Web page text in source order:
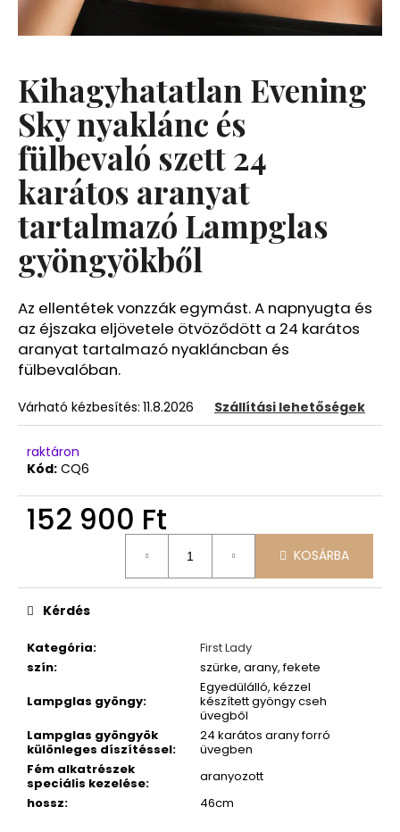
Kihagyhatatlan Evening
Sky nyaklánc és
fülbevaló szett 24
karátos aranyat
tartalmazó Lampglas
gyöngyökből
Az ellentétek vonzzák egymást. A napnyugta és
az éjszaka eljövetele ötvöződött a 24 karátos
aranyat tartalmazó nyakláncban és
fülbevalóban.
Várható kézbesítés: 11.8.2026 Szállítási lehetőségek
raktáron
Kód: CQ6
152 900 Ft
KOSÁRBA
Kategória:
First Lady
szín:
szürke, arany, fekete
Lampglas gyöngy:
Egyedülálló, kézzel
készített gyöngy cseh
üvegből
Lampglas gyöngyök
különleges díszítéssel:
24 karátos arany forró
üvegben
Fém alkatrészek
speciális kezelése:
aranyozott
hossz: 46cm
Kérdés
á
n
l
j
u
k